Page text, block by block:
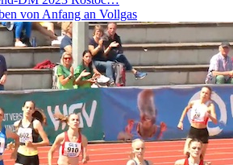
von Anfang an Vollgas